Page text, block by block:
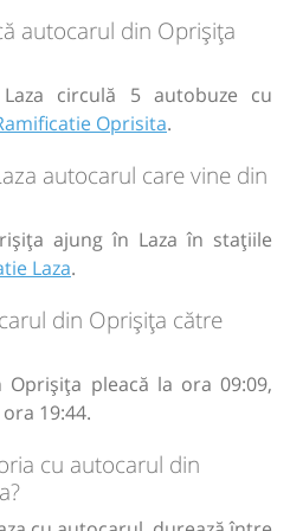
autocarul din Oprișița
circulă 5 autobuze cu
Oprisita.
autocarul care vine din
ajung în Laza în stațiile
Laza.
din Oprișița către
pleacă la ora 09:09,
19:44.
cu autocarul din